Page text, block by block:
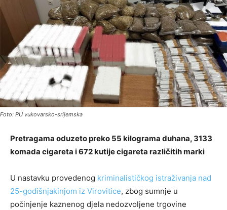
Foto: PU vukovarsko-srijemska
Pretragama oduzeto preko 55 kilograma duhana, 3133
komada cigareta i 672 kutije cigareta različitih marki
U nastavku provedenog kriminalističkog istraživanja nad
25-godišnjakinjom iz Virovitice, zbog sumnje u
počinjenje kaznenog djela nedozvoljene trgovine